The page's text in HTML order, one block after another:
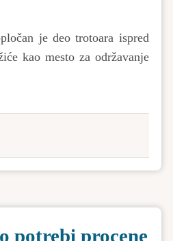
je deo trotoara ispred
kao mesto za održavanje
potrebi procene